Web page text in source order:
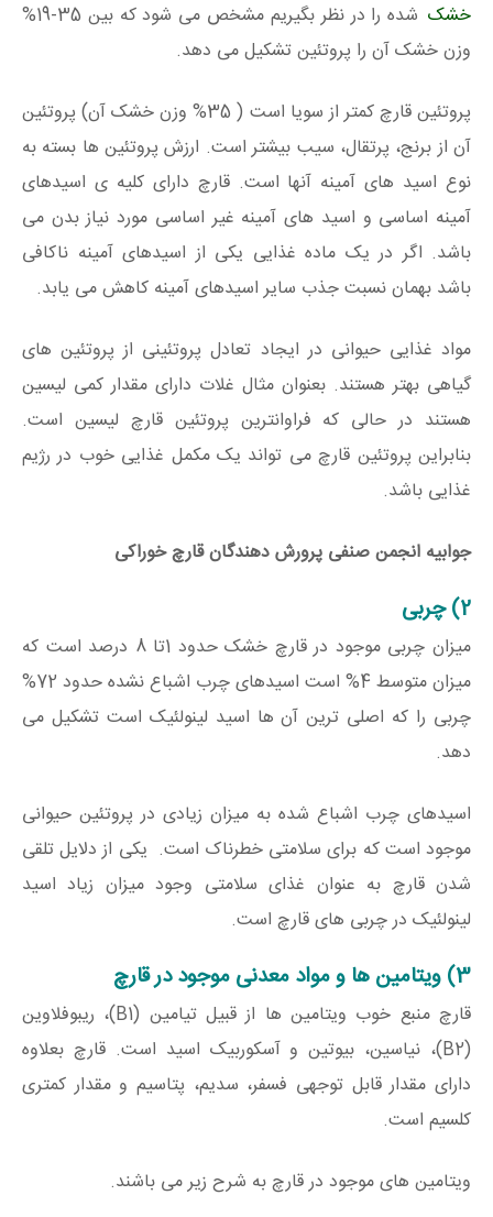
خشک
شده را در نظر بگیریم مشخص می شود که بین 35-19%
وزن خشک آن را پروتئین تشکیل می دهد.
پروتئین قارچ کمتر از سویا است ( 35% وزن خشک آن) پروتئین
آن از برنج، پرتقال، سیب بیشتر است. ارزش پروتئین ها بسته به
نوع اسید های آمینه آنها است. قارچ دارای کلیه ی اسیدهای
آمینه اساسی و اسید های آمینه غیر اساسی مورد نیاز بدن می
باشد. اگر در یک ماده غذایی یکی از اسیدهای آمینه ناکافی
باشد بهمان نسبت جذب سایر اسیدهای آمینه کاهش می یابد.
مواد غذایی حیوانی در ایجاد تعادل پروتئینی از پروتئین های
گیاهی بهتر هستند. بعنوان مثال غلات دارای مقدار کمی لیسین
هستند در حالی که فراوانترین پروتئین قارچ لیسین است.
بنابراین پروتئین قارچ می تواند یک مکمل غذایی خوب در رژیم
غذایی باشد.
جوابیه انجمن صنفی پرورش دهندگان قارچ خوراکی
2) چربی
میزان چربی موجود در قارچ خشک حدود 1تا 8 درصد است که
میزان متوسط 4% است اسیدهای چرب اشباع نشده حدود 72%
چربی را که اصلی ترین آن ها اسید لینولئیک است تشکیل می
دهد.
اسیدهای چرب اشباع شده به میزان زیادی در پروتئین حیوانی
موجود است که برای سلامتی خطرناک است. یکی از دلایل تلقی
شدن قارچ به عنوان غذای سلامتی وجود میزان زیاد اسید
لینولئیک در چربی های قارچ است.
3) ویتامین ها و مواد معدنی موجود در قارچ
قارچ منبع خوب ویتامین ها از قبیل تیامین (B1)، ریبوفلاوین
(B2)، نیاسین، بیوتین و آسکوربیک اسید است. قارچ بعلاوه
دارای مقدار قابل توجهی فسفر، سدیم، پتاسیم و مقدار کمتری
کلسیم است.
ویتامین های موجود در قارچ به شرح زیر می باشند.